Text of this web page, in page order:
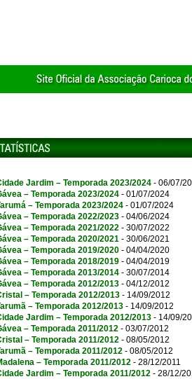
Jardim – Temporada 2023/2024 - 06/07/
– Temporada 2023/2024 - 01/07/2024
– Temporada 2023/2024 - 01/07/2024
– Temporada 2022/2023 - 04/06/2024
– Temporada 2021/2022 - 30/07/2022
– Temporada 2020/2021 - 30/06/2021
– Temporada 2019/2020 - 04/04/2020
– Temporada 2018/2019 - 04/04/2019
– Temporada 2013/2014 - 30/07/2014
– Temporada 2012/2013 - 04/12/2012
– Temporada 2012/2013 - 14/09/2012
– Temporada 2012/2013 - 14/09/2012
Jardim – Temporada 2012/2013 - 14/09/
– Temporada 2011/2012 - 03/07/2012
– Temporada 2011/2012 - 08/05/2012
– Temporada 2011/2012 - 08/05/2012
– Temporada 2011/2012 - 28/12/2011
Jardim – Temporada 2011/2012 - 28/12/